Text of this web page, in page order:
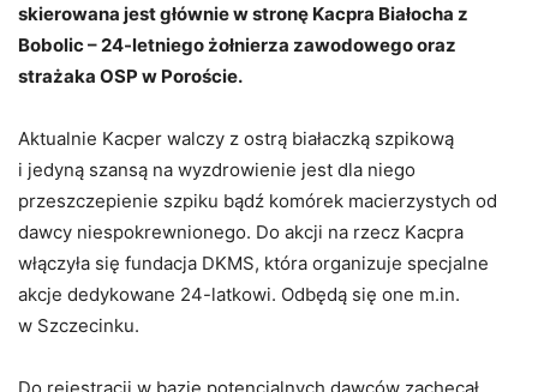
skierowana jest głównie w stronę Kacpra Białocha z
Bobolic – 24-letniego żołnierza zawodowego oraz
strażaka OSP w Poroście.
Aktualnie Kacper walczy z ostrą białaczką szpikową
i jedyną szansą na wyzdrowienie jest dla niego
przeszczepienie szpiku bądź komórek macierzystych od
dawcy niespokrewnionego. Do akcji na rzecz Kacpra
włączyła się fundacja DKMS, która organizuje specjalne
akcje dedykowane 24-latkowi. Odbędą się one m.in.
w Szczecinku.